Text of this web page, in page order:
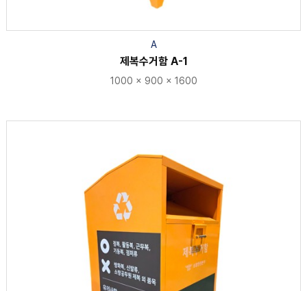
A
제복수거함 A-1
1000 × 900 × 1600